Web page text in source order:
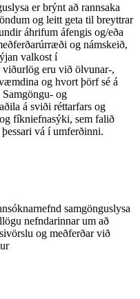
er brýnt að rannsaka
og leitt geta til breyttrar
áhrifum áfengis og/eða
og námskeið,
valkost í
viðurlög eru við ölvunar-,
og hvort þörf sé á
og
á sviði réttarfars og
fíkniefnasýki, sem falið
vá í umferðinni.
samgönguslysa
nefndarinnar um að
og meðferðar við